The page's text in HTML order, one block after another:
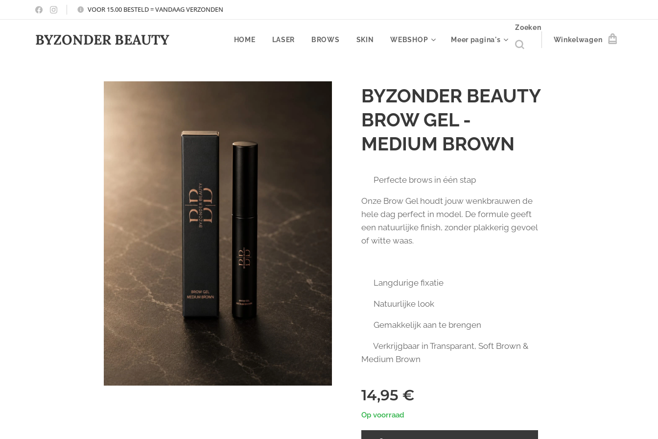
VOOR 15.00 BESTELD = VANDAAG VERZONDEN
BYZONDER BEAUTY HOME LASER BROWS SKIN WEBSHOP Meer pagina's
Zoeken
Winkelwagen
BYZONDER BEAUTY
BROW GEL -
MEDIUM BROWN
✨ Perfecte brows in één stap ✨
Onze Brow Gel houdt jouw wenkbrauwen de
hele dag perfect in model. De formule geeft
een natuurlijke finish, zonder plakkerig gevoel
of witte waas.
✔️ Langdurige fixatie
✔️ Natuurlijke look
✔️ Gemakkelijk aan te brengen
✔️ Verkrijgbaar in Transparant, Soft Brown &
Medium Brown
14,95 €
Op voorraad